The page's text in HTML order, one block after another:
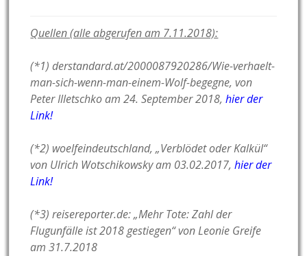
Quellen (alle abgerufen am 7.11.2018):
(*1) derstandard.at/2000087920286/Wie-verhaelt-
man-sich-wenn-man-einem-Wolf-begegne, von
Peter Illetschko am 24. September 2018,hier der
Link!
(*2) woelfeindeutschland, „Verblödet oder Kalkül“
von Ulrich Wotschikowsky am 03.02.2017,hier der
Link!
(*3) reisereporter.de: „Mehr Tote: Zahl der
Flugunfälle ist 2018 gestiegen“ von Leonie Greife
am 31.7.2018